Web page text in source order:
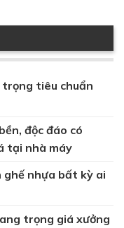
trọng tiêu chuẩn
độc đáo có
tại nhà máy
ghế nhựa bất kỳ ai
trọng giá xưởng